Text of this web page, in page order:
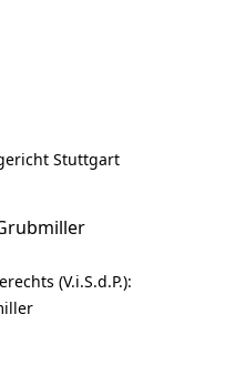
Stuttgart
(V.i.S.d.P.):